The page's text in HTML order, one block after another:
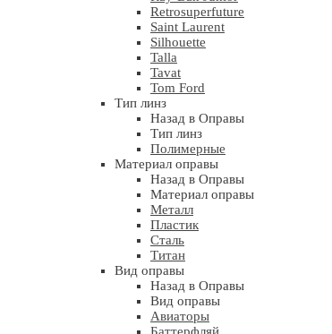
Retrosuperfuture
Saint Laurent
Silhouette
Talla
Tavat
Tom Ford
Тип линз
Назад в Оправы
Тип линз
Полимерные
Материал оправы
Назад в Оправы
Материал оправы
Металл
Пластик
Сталь
Титан
Вид оправы
Назад в Оправы
Вид оправы
Авиаторы